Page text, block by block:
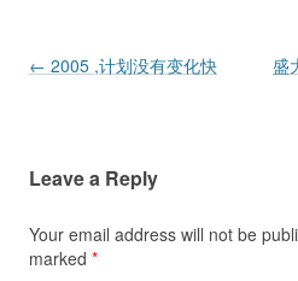
Post navigation
← 2005 ,计划没有变化快 盛
Leave a Reply
Your email address will not be
marked *